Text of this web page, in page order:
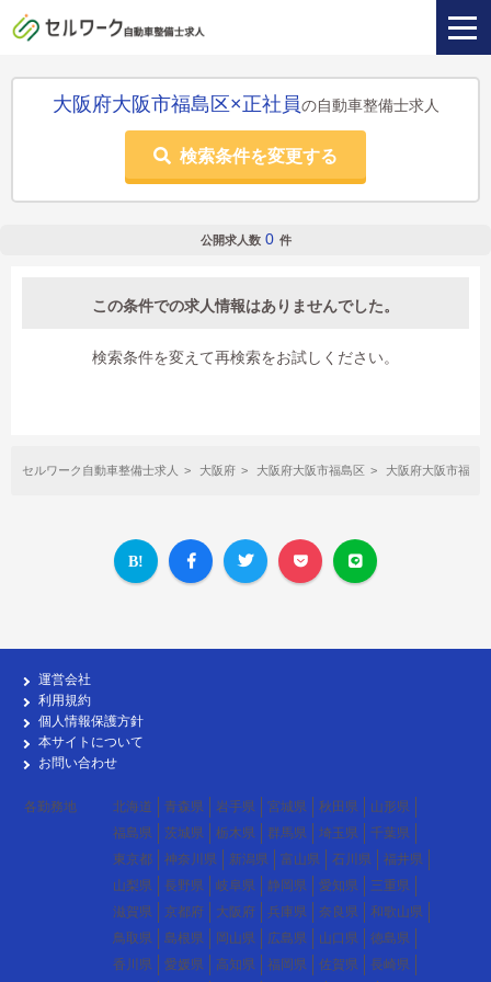
大阪府大阪市福島区×正社員の自動車整備士求人
検索条件を変更する
公開求人数 0 件
この条件での求人情報はありませんでした。
検索条件を変えて再検索をお試しください。
セルワーク自動車整備士求人 大阪府 大阪府大阪市福島区 大阪府大阪市福島
運営会社
利用規約
個人情報保護方針
本サイトについて
お問い合わせ
各勤務地 北海道 青森県 岩手県 宮城県 秋田県
山形県
福島県
茨城県 栃木県 群馬県 埼玉県
千葉県
東京都
神奈川県 新潟県 富山県 石川県
福井県
山梨県
長野県 岐阜県 静岡県 愛知県
三重県
滋賀県
京都府 大阪府 兵庫県 奈良県
和歌山県
鳥取県
島根県 岡山県 広島県 山口県
徳島県
香川県
愛媛県 高知県 福岡県 佐賀県 長崎県